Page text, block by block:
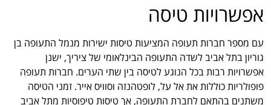
אפשרויות טיסה
עם מספר חברות תעופה המציעות טיסות ישירות מנמל התעופה בן
גוריון בתל אביב לשדה התעופה הבינלאומי של ציריך, ישנן
אפשרויות רבות בכל הנוגע לטיסה בין שתי הערים. חברות תעופה
פופולריות כוללות את אל על, לופטהנזה וסוויס אייר. זמני הטיסה
משתנים בהתאם לחברת התעופה, אך טיסות טיפוסיות מתל אביב